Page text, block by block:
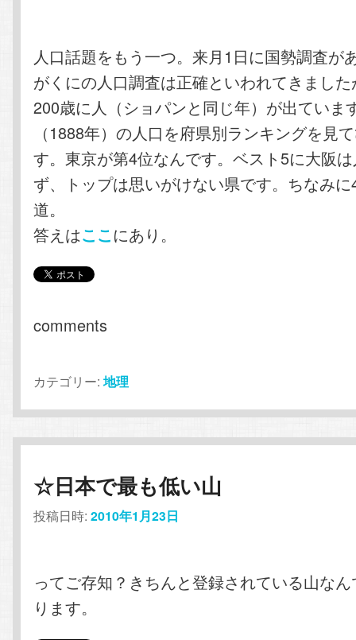
人口話題をもう一つ。来月1日に国勢調査が
がくにの人口調査は正確といわれてきまし
200歳に人（ショパンと同じ年）が出ていま
（1888年）の人口を府県別ランキングを見
す。東京が第4位なんです。ベスト5に大阪
ず、トップは思いがけない県です。ちなみ
道。
答えはここにあり。
comments
カテゴリー: 地理
☆日本で最も低い山
投稿日時:2010年1月23日
ってご存知？きちんと登録されている山な
ります。